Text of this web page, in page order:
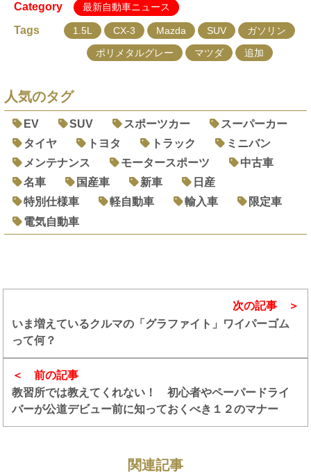
Category 最新自動車ニュース
Tags 1.5L CX-3 Mazda SUV
ガソリン
ポリメタルグレー
マツダ 追加
人気のタグ
EV SUV スポーツカー
スーパーカー
タイヤ
トヨタ トラック
ミニバン
メンテナンス
モータースポーツ
中古車
名車
国産車 新車
日産
特別仕様車
軽自動車 輸入車
限定車
電気自動車
前の記事
教習所では教えてくれない！ 初心者やペーパードライ
バーが公道デビュー前に知っておくべき１２のマナー
次の記事
いま増えているクルマの「グラファイト」ワイパーゴム
って何？
関連記事